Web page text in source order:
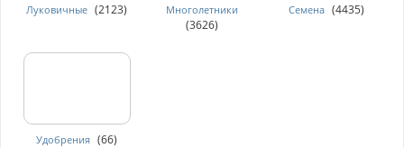
Луковичные (2123) Многолетники
(3626)
Семена (4435)
Удобрения (66)